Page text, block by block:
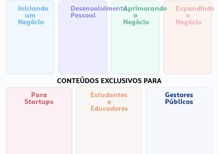
Iniciando
um
Negócio
Desenvolvimento
Pessoal
Aprimorando
o
Negócio
Expandindo
o
Negócio
CONTEÚDOS EXCLUSIVOS PARA
Para
Startups
Estudantes
e
Educadores
Gestores
Públicos